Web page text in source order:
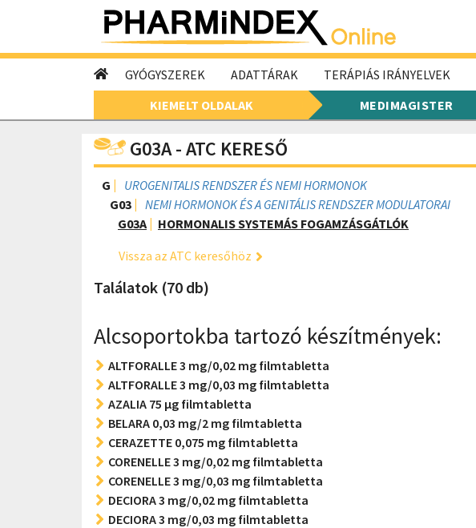
GYÓGYSZEREK ADATTÁRAK TERÁPIÁS IRÁNYELVEK
KIEMELT OLDALAK
MEDIMAGISTER
G03A - ATC KERESŐ
G
UROGENITALIS RENDSZER ÉS NEMI HORMONOK
G03
NEMI HORMONOK ÉS A GENITÁLIS RENDSZER MODULATORAI
G03A
HORMONALIS SYSTEMÁS FOGAMZÁSGÁTLÓK
Vissza az ATC keresőhöz
Találatok (70 db)
Alcsoportokba tartozó készítmények:
ALTFORALLE 3 mg/0,02 mg filmtabletta
ALTFORALLE 3 mg/0,03 mg filmtabletta
AZALIA 75 µg filmtabletta
BELARA 0,03 mg/2 mg filmtabletta
CERAZETTE 0,075 mg filmtabletta
CORENELLE 3 mg/0,02 mg filmtabletta
CORENELLE 3 mg/0,03 mg filmtabletta
DECIORA 3 mg/0,02 mg filmtabletta
DECIORA 3 mg/0,03 mg filmtabletta